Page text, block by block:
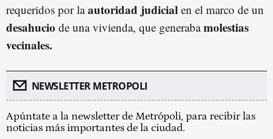
requeridos por laautoridad judicial en el marco de un
desahucio de una vivienda, que generabamolestias
vecinales.
NEWSLETTER METROPOLI
Apúntate a la newsletter de Metrópoli, para recibir las
noticias más importantes de la ciudad.